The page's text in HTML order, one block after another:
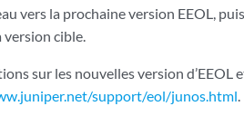
vers la prochaine version EEOL,
version cible.
sur les nouvelles version
support/eol/junos.html.